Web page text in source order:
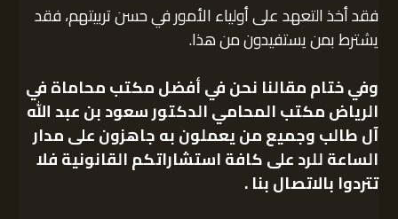
فقد أخذ التعهد على أولياء الأمور في حسن تربيتهم، فقد
يشترط بمن يستفيدون من هذا.
وفي ختام مقالنا نحن في أفضل مكتب محاماة في
الرياض مكتب المحامي الدكتور سعود بن عبد الله
آل طالب وجميع من يعملون به جاهزون على مدار
الساعة للرد على كافة استشاراتكم القانونية فلا
تتردوا بالاتصال بنا .